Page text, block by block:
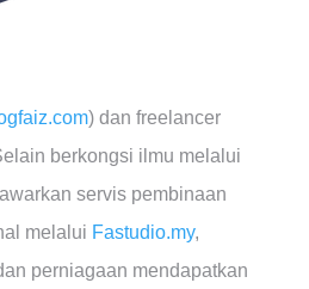
) dan freelancer
berkongsi ilmu melalui
servis pembinaan
melalui Fastudio.my,
perniagaan mendapatkan